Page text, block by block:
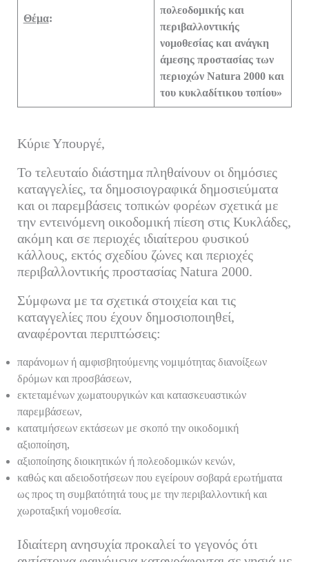
Θέμα:
πολεοδομικής και
περιβαλλοντικής
νομοθεσίας και ανάγκη
άμεσης προστασίας των
περιοχών Natura 2000 και
του κυκλαδίτικου τοπίου»
Κύριε Υπουργέ,
Το τελευταίο διάστημα πληθαίνουν οι δημόσιες
καταγγελίες, τα δημοσιογραφικά δημοσιεύματα
και οι παρεμβάσεις τοπικών φορέων σχετικά με
την εντεινόμενη οικοδομική πίεση στις Κυκλάδες,
ακόμη και σε περιοχές ιδιαίτερου φυσικού
κάλλους, εκτός σχεδίου ζώνες και περιοχές
περιβαλλοντικής προστασίας Natura 2000.
Σύμφωνα με τα σχετικά στοιχεία και τις
καταγγελίες που έχουν δημοσιοποιηθεί,
αναφέρονται περιπτώσεις:
παράνομων ή αμφισβητούμενης νομιμότητας διανοίξεων
δρόμων και προσβάσεων,
εκτεταμένων χωματουργικών και κατασκευαστικών
παρεμβάσεων,
κατατμήσεων εκτάσεων με σκοπό την οικοδομική
αξιοποίηση,
αξιοποίησης διοικητικών ή πολεοδομικών κενών,
καθώς και αδειοδοτήσεων που εγείρουν σοβαρά ερωτήματα
ως προς τη συμβατότητά τους με την περιβαλλοντική και
χωροταξική νομοθεσία.
Ιδιαίτερη ανησυχία προκαλεί το γεγονός ότι